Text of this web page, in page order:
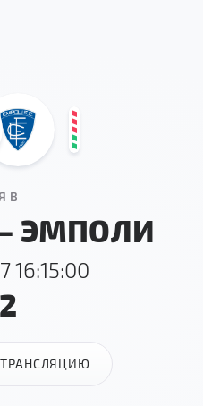
B
ЭМПОЛИ
16:15:00